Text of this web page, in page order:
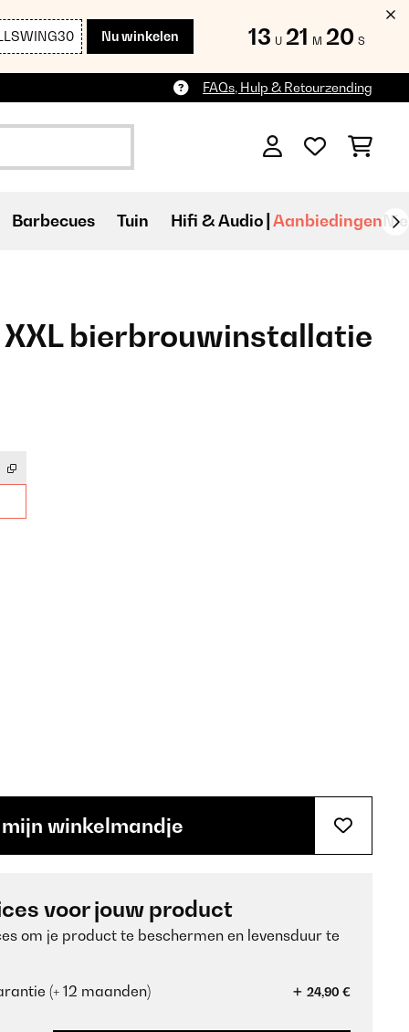
Nu winkelen 13 U 21 M 19 S
FAQs, Hulp & Retourzending
Barbecues Tuin Hifi & Audio Aanbiedingen
bierbrouwinstallatie
winkelmandje
voor jouw product
om je product te beschermen en levensduur te
(+ 12 maanden) 24,90 €